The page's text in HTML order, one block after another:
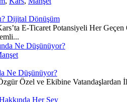
Dijital Dönüşüm
E-Ticaret Potansiyeli Her
Ne Düşünüyor?
Özel ve Ekibine